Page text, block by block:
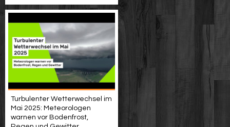
Turbulenter Wetterwechsel im
Mai 2025: Meteorologen
warnen vor Bodenfrost,